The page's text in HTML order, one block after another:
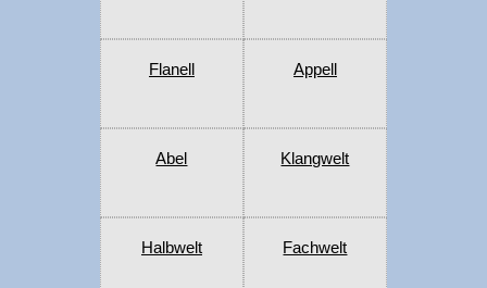
Flanell Appell
Abel Klangwelt
Halbwelt Fachwelt